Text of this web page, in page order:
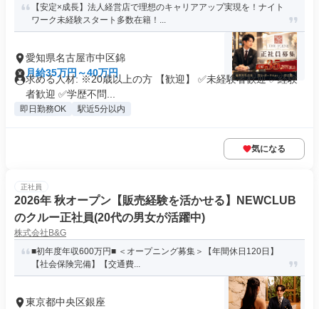
【安定×成長】法人経営店で理想のキャリアアップ実現を！ナイト
ワーク未経験スタート多数在籍！...
愛知県名古屋市中区錦
月給35万円～40万円
求める人材: ※20歳以上の方 【歓迎】 ✅未経験者歓迎 ✅経験
者歓迎 ✅学歴不問...
即日勤務OK 駅近5分以内
気になる
正社員
2026年 秋オープン【販売経験を活かせる】NEWCLUB
のクルー正社員(20代の男女が活躍中)
株式会社B&G
■初年度年収600万円■ ＜オープニング募集＞【年間休日120日】
【社会保険完備】【交通費...
東京都中央区銀座